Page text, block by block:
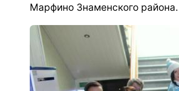
Марфино Знаменского района.